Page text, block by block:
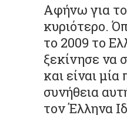
Αφήνω για
κυριότερο.
το 2009 το
ξεκίνησε να
και είναι
συνήθεια
τον Έλληνα